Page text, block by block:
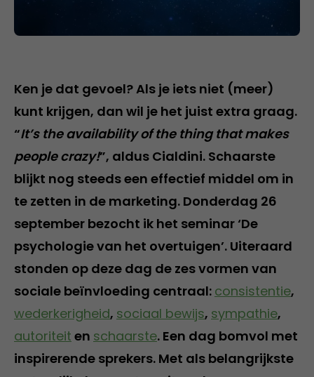
Ken je dat gevoel? Als je iets niet (meer)
kunt krijgen, dan wil je het juist extra graag.
“It’s the availability of the thing that makes
people crazy!”, aldus Cialdini. Schaarste
blijkt nog steeds een effectief middel om in
te zetten in de marketing. Donderdag 26
september bezocht ik het seminar ‘De
psychologie van het overtuigen’. Uiteraard
stonden op deze dag de zes vormen van
sociale beïnvloeding centraal: consistentie,
wederkerigheid, sociaal bewijs, sympathie,
autoriteit en schaarste. Een dag bomvol met
inspirerende sprekers. Met als belangrijkste